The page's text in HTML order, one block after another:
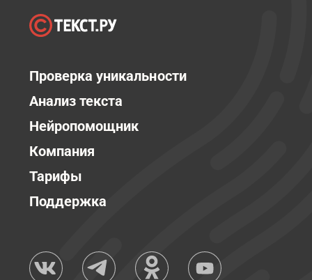
Проверка уникальности
Анализ текста
Нейропомощник
Компания
Тарифы
Поддержка